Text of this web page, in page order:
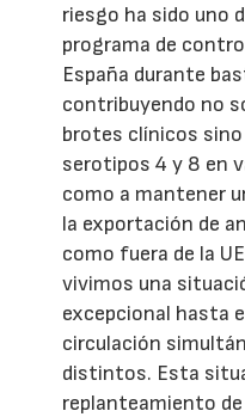
riesgo ha sido uno
programa de
España durante
contribuyendo no
brotes clínicos
serotipos 4 y 8 en
como a mantener
la exportación de
como fuera de la
vivimos una
excepcional hasta
circulación
distintos. Esta
replanteamiento